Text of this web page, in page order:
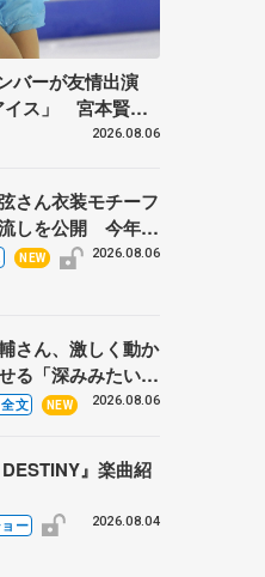
バーが友情出演
イス」 宮本賢二
斗さんも2026.08.06
さん衣装モチーフ
しを公開 今年は
来い」、仙台の瑞
NEW 2026.08.06
さん、激しく動か
る「深みみたいな
てきている？」
文 NEW 2026.08.06
DESTINY』楽曲紹
ー 2026.08.04